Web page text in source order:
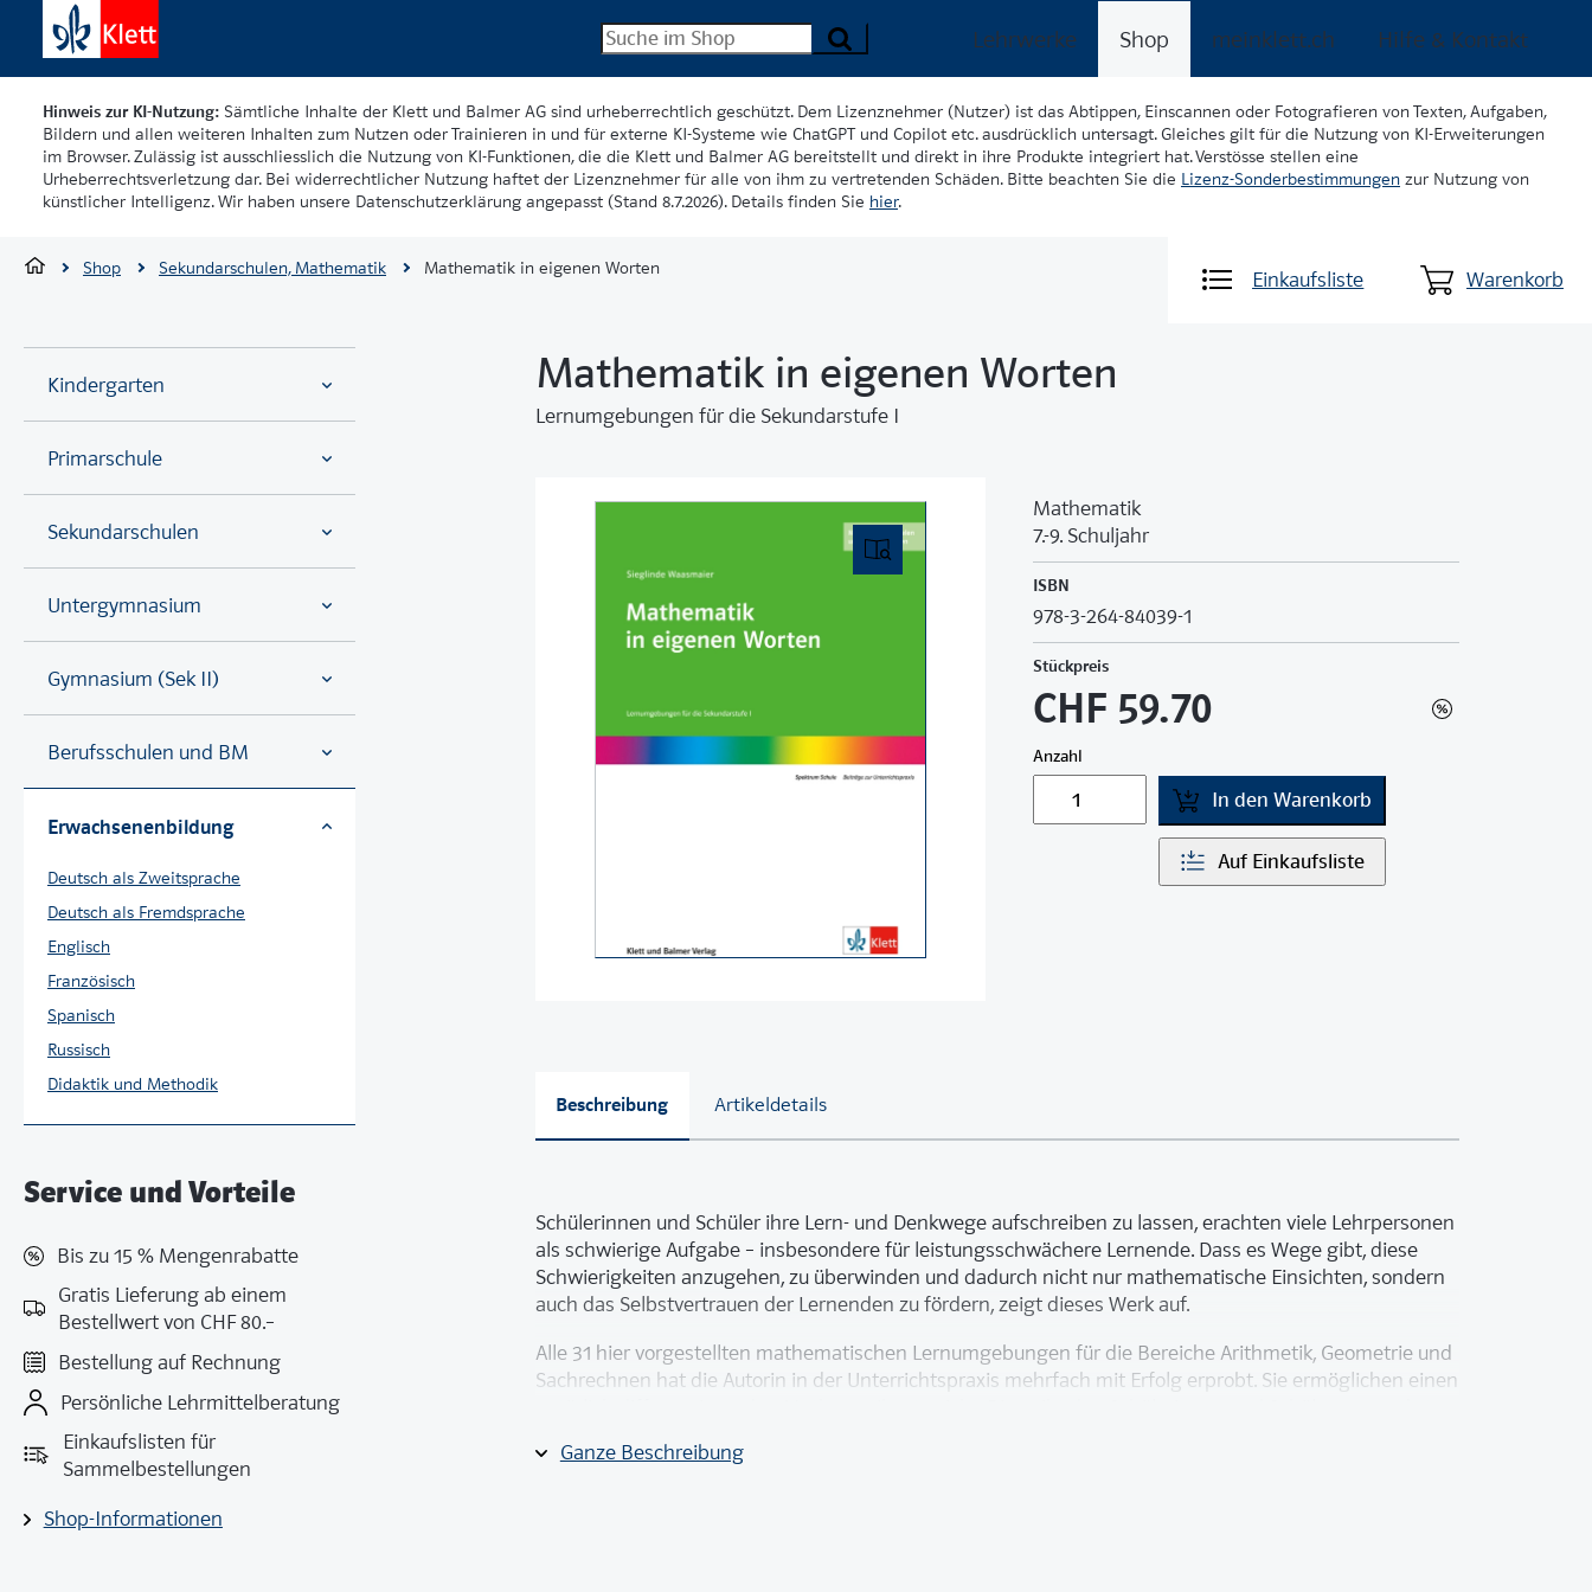
Lehrwerke Shop meinklett.ch Hilfe & Kontakt
Hinweis zur KI-Nutzung: Sämtliche Inhalte der Klett und Balmer AG sind urheberrechtlich geschützt. Dem Lizenznehmer (Nutzer) ist das Abtippen, Einscannen oder Fotografieren von Texten, Aufgaben,
Bildern und allen weiteren Inhalten zum Nutzen oder Trainieren in und für externe KI-Systeme wie ChatGPT und Copilot etc. ausdrücklich untersagt. Gleiches gilt für die Nutzung von KI-Erweiterungen
im Browser. Zulässig ist ausschliesslich die Nutzung von KI-Funktionen, die die Klett und Balmer AG bereitstellt und direkt in ihre Produkte integriert hat. Verstösse stellen eine
Urheberrechtsverletzung dar. Bei widerrechtlicher Nutzung haftet der Lizenznehmer für alle von ihm zu vertretenden Schäden. Bitte beachten Sie die Lizenz-Sonderbestimmungen zur Nutzung von
künstlicher Intelligenz. Wir haben unsere Datenschutzerklärung angepasst (Stand 8.7.2026). Details finden Sie hier.
Einkaufsliste Warenkorb
Shop Sekundarschulen, Mathematik Mathematik in eigenen Worten
Kindergarten
Primarschule
Sekundarschulen
Untergymnasium
Gymnasium (Sek II)
Berufsschulen und BM
Erwachsenenbildung
Deutsch als Zweitsprache
Deutsch als Fremdsprache
Englisch
Französisch
Spanisch
Russisch
Didaktik und Methodik
Service und Vorteile
Bis zu 15 % Mengenrabatte
Gratis Lieferung ab einem
Bestellwert von CHF 80.–
Bestellung auf Rechnung
Persönliche Lehrmittelberatung
Einkaufslisten für
Sammelbestellungen
Shop-Informationen
Mathematik in eigenen Worten
Lernumgebungen für die Sekundarstufe I
Mathematik
7.-9. Schuljahr
ISBN
978-3-264-84039-1
Stückpreis
CHF 59.70
Anzahl
In den Warenkorb
Auf Einkaufsliste
Beschreibung Artikeldetails
Ganze Beschreibung
Schülerinnen und Schüler ihre Lern- und Denkwege aufschreiben zu lassen, erachten viele Lehrpersonen
als schwierige Aufgabe – insbesondere für leistungsschwächere Lernende. Dass es Wege gibt, diese
Schwierigkeiten anzugehen, zu überwinden und dadurch nicht nur mathematische Einsichten, sondern
auch das Selbstvertrauen der Lernenden zu fördern, zeigt dieses Werk auf.
Alle 31 hier vorgestellten mathematischen Lernumgebungen für die Bereiche Arithmetik, Geometrie und
Sachrechnen hat die Autorin in der Unterrichtspraxis mehrfach mit Erfolg erprobt. Sie ermöglichen einen
Kompetenzen zu entwickeln.